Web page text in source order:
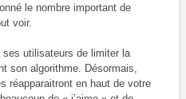
le nombre important de
voir.
ses utilisateurs de limiter la
son algorithme. Désormais,
réapparaitront en haut de votre